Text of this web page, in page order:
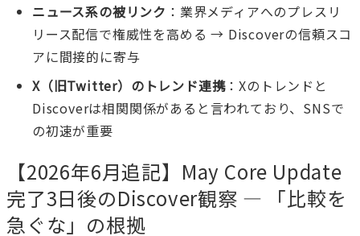
ニュース系の被リンク ：業界メディアへのプレスリ
リース配信で権威性を高める → Discoverの信頼スコ
アに間接的に寄与
X（旧Twitter）のトレンド連携：Xのトレンドと
Discoverは相関関係があると言われており、SNSで
の初速が重要
【2026年6月追記】May Core Update
完了3日後のDiscover観察 — 「比較を
急ぐな」の根拠